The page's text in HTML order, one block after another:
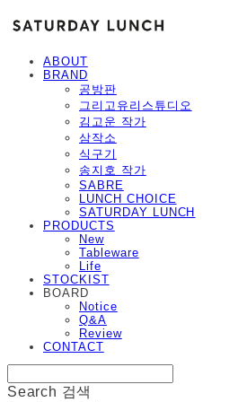
ABOUT
BRAND
공방판
그리고유리스튜디오
김고운 작가
삼작소
식구기
송지호 작가
SABRE
LUNCH CHOICE
SATURDAY LUNCH
PRODUCTS
New
Tableware
Life
STOCKIST
BOARD
Notice
Q&A
Review
CONTACT
Search 검색